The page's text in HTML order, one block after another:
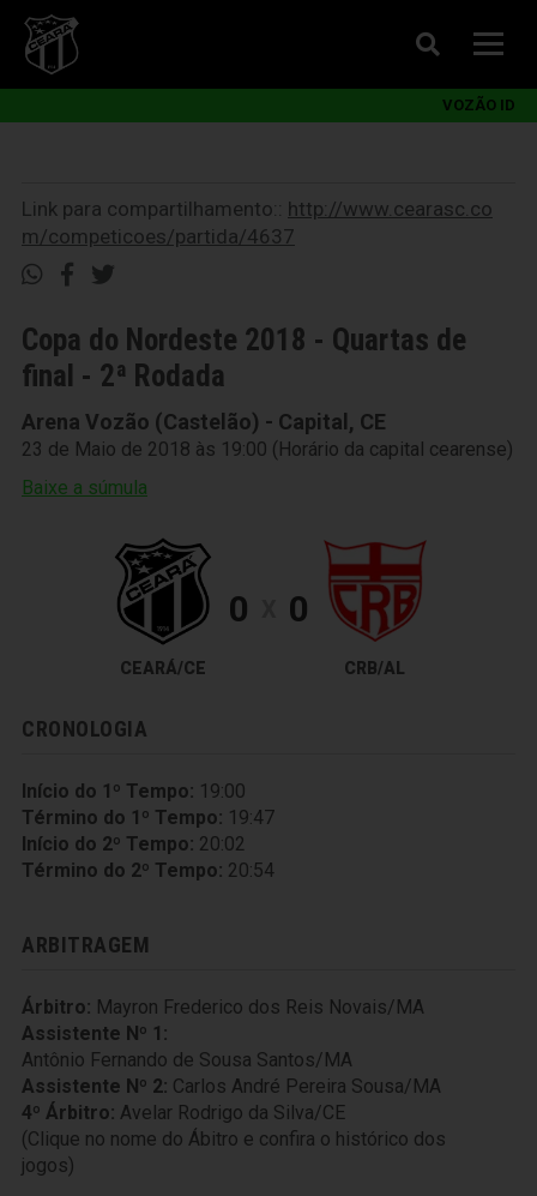
VOZÃO ID
Link para compartilhamento:: http://www.cearasc.co
m/competicoes/partida/4637
Copa do Nordeste 2018 - Quartas de
final - 2ª Rodada
Arena Vozão (Castelão) - Capital, CE
23 de Maio de 2018 às 19:00 (Horário da capital cearense)
Baixe a súmula
CEARÁ/CE
0 0
CRB/AL
CRONOLOGIA
Início do 1º Tempo: 19:00
Término do 1º Tempo: 19:47
Início do 2º Tempo: 20:02
Término do 2º Tempo: 20:54
ARBITRAGEM
Árbitro: Mayron Frederico dos Reis Novais/MA
Assistente Nº 1:
Antônio Fernando de Sousa Santos/MA
Assistente Nº 2: Carlos André Pereira Sousa/MA
4º Árbitro: Avelar Rodrigo da Silva/CE
(Clique no nome do Ábitro e confira o histórico dos
jogos)